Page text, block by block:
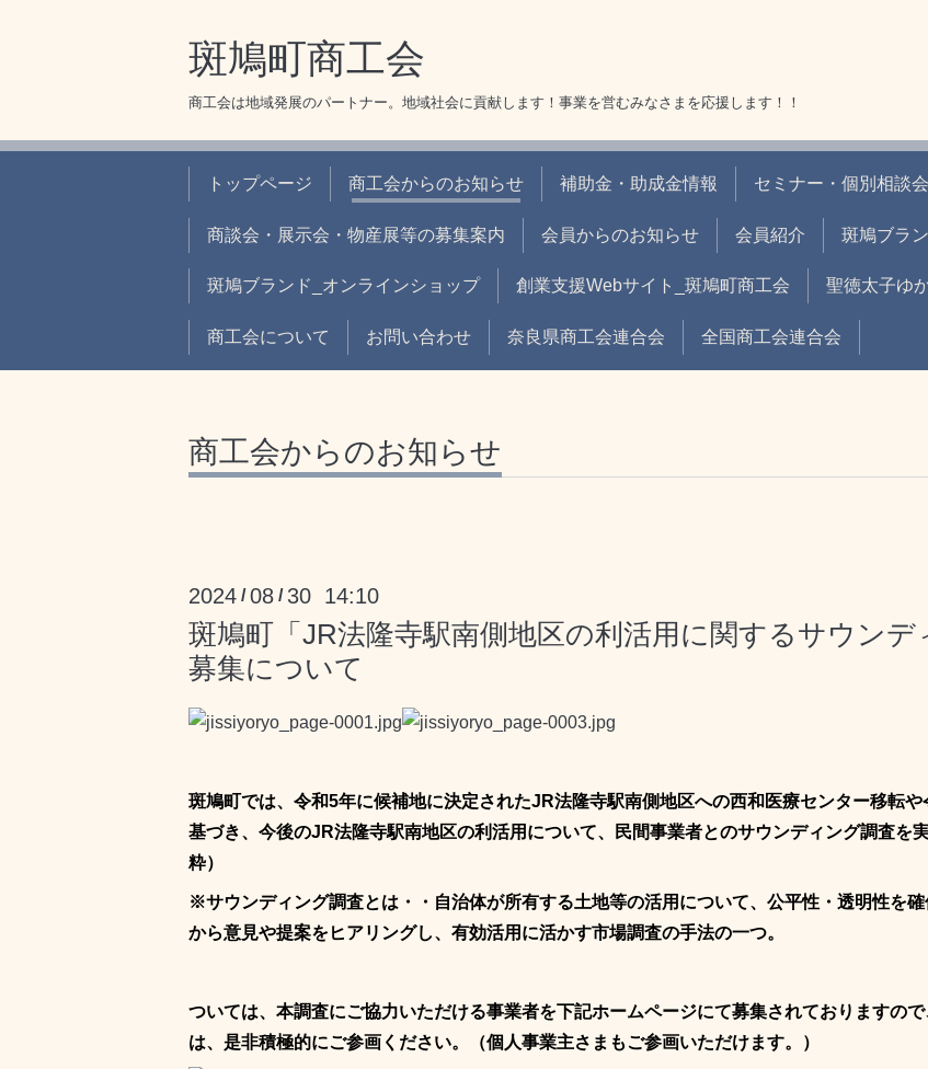
斑鳩町商工会
商工会は地域発展のパートナー。地域社会に貢献します！事業を営むみなさまを応援します！！
トップページ 商工会からのお知らせ 補助金・助成金情報 セミナー・個別相談
商談会・展示会・物産展等の募集案内 会員からのお知らせ 会員紹介 斑鳩ブラ
斑鳩ブランド_オンラインショップ 創業支援Webサイト_斑鳩町商工会 聖徳太子ゆ
商工会について お問い合わせ 奈良県商工会連合会 全国商工会連合会
商工会からのお知らせ
2024 /08 / 30 14:10
斑鳩町「JR法隆寺駅南側地区の利活用に関するサウン
募集について
斑鳩町では、令和5年に候補地に決定されたJR法隆寺駅南側地区への西和医療センター移転
基づき、今後のJR法隆寺駅南地区の利活用について、民間事業者とのサウンディング調査を
粋）
※サウンディング調査とは・・自治体が所有する土地等の活用について、公平性・透明性を
から意見や提案をヒアリングし、有効活用に活かす市場調査の手法の一つ。
ついては、本調査にご協力いただける事業者を下記ホームページにて募集されておりますの
は、是非積極的にご参画ください。（個人事業主さまもご参画いただけます。）